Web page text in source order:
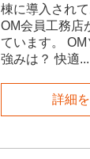
棟に導入され
OM会員工務店
ています。 OM
強みは？ 快適...
詳細